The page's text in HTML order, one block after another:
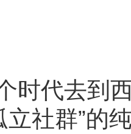
时代去到
立社群”的